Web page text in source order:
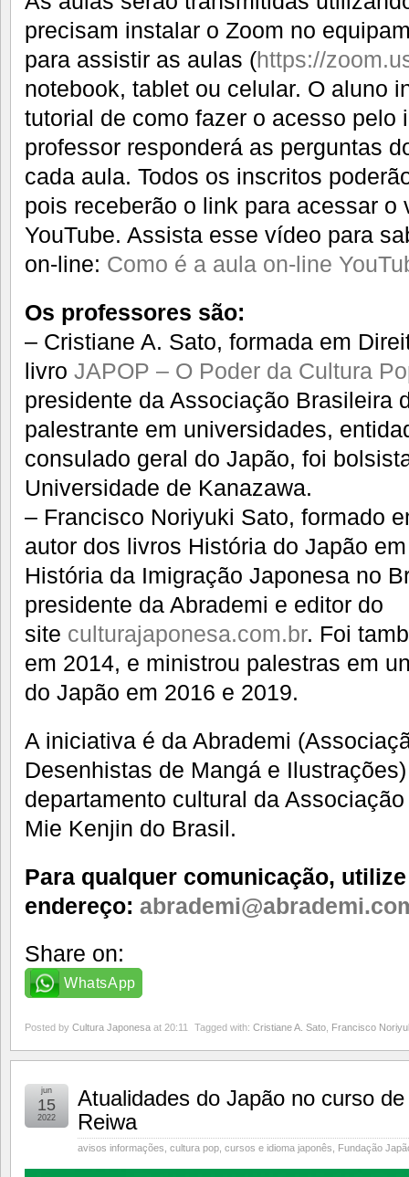
precisam instalar o Zoom no
para assistir as aulas (https://
notebook, tablet ou celular. O aluno
tutorial de como fazer o acesso pelo
professor responderá as perguntas
cada aula. Todos os inscritos
pois receberão o link para acessar o
YouTube. Assista esse vídeo para
on-line: Como é a aula on-line
Os professores são:
– Cristiane A. Sato, formada em
livro JAPOP – O Poder da Cultura
presidente da Associação Brasileira
palestrante em universidades,
consulado geral do Japão, foi
Universidade de Kanazawa.
– Francisco Noriyuki Sato, formado
autor dos livros História do Japão
História da Imigração Japonesa no
presidente da Abrademi e editor do
site culturajaponesa.com.br. Foi
em 2014, e ministrou palestras em
do Japão em 2016 e 2019.
A iniciativa é da Abrademi
Desenhistas de Mangá e
departamento cultural da
Mie Kenjin do Brasil.
Para qualquer comunicação,
endereço:
Share on:
WhatsApp
Posted by Cultura Japonesa at 20:11 Tagged with: Cristiane A. Sato Francisco
Atualidades do Japão no curso
Reiwa
avisos informações cultura pop cursos e idioma japonês Fundação
jun
15
2022